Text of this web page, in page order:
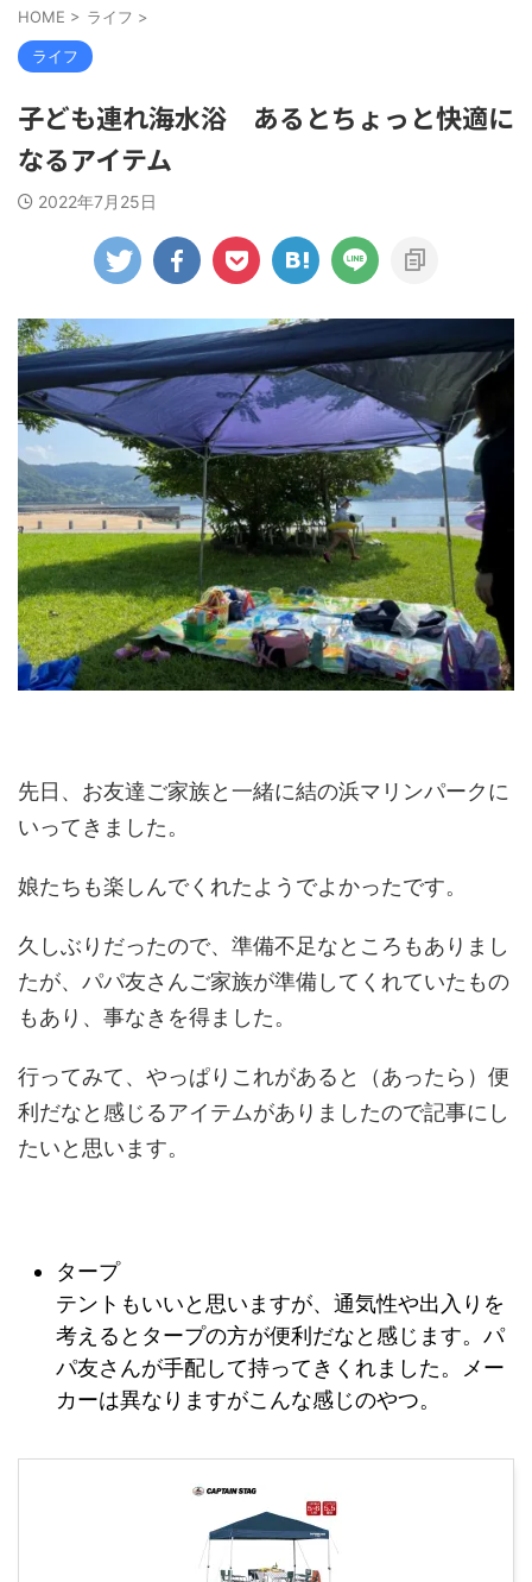
HOME > ライフ >
ライフ
子ども連れ海水浴 あるとちょっと快適に
なるアイテム
2022年7月25日
先日、お友達ご家族と一緒に結の浜マリンパークに
いってきました。
娘たちも楽しんでくれたようでよかったです。
久しぶりだったので、準備不足なところもありまし
たが、パパ友さんご家族が準備してくれていたもの
もあり、事なきを得ました。
行ってみて、やっぱりこれがあると（あったら）便
利だなと感じるアイテムがありましたので記事にし
たいと思います。
タープ
テントもいいと思いますが、通気性や出入りを
考えるとタープの方が便利だなと感じます。パ
パ友さんが手配して持ってきくれました。メー
カーは異なりますがこんな感じのやつ。